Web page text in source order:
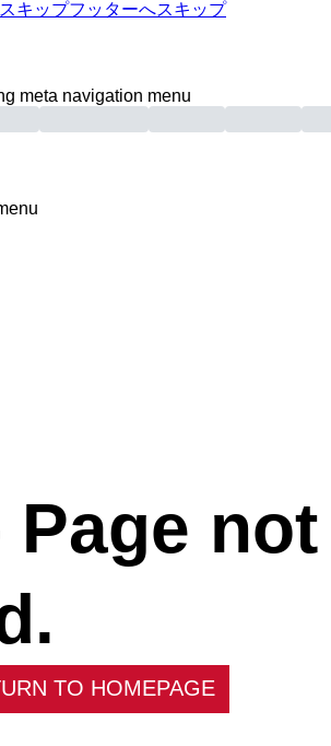
キップフッターへスキップ
meta navigation menu
Page not
TO HOMEPAGE